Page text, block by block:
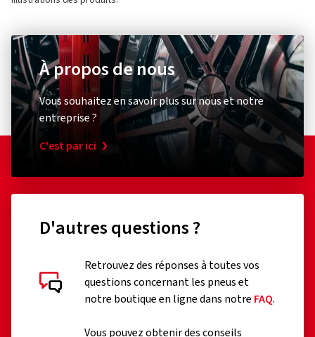
À propos de nous
Vous souhaitez en savoir plus sur nous et notre
entreprise ?
C'est par ici
D'autres questions ?
Retrouvez des réponses à toutes vos
questions concernant les pneus et
notre boutique en ligne dans notre FAQ.
Vous pouvez obtenir des conseils